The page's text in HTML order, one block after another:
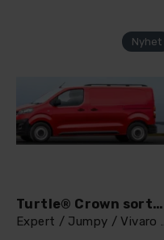
Turtle® Crown sorte Takrails L2
Expert /